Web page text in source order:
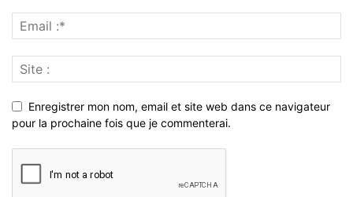
Enregistrer mon nom, email et site web dans ce navigateur
pour la prochaine fois que je commenterai.